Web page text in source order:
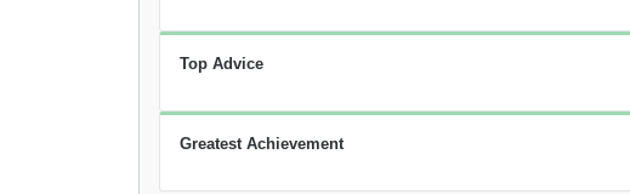
Top Advice
Greatest Achievement